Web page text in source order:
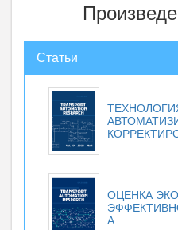
Статьи
ОЦЕНКА
А...